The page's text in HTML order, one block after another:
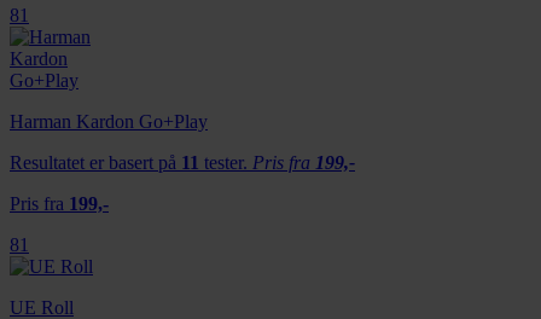
81
Harman Kardon Go+Play
Resultatet er basert på 11 tester. Pris fra 199,-
Pris fra 199,-
81
UE Roll